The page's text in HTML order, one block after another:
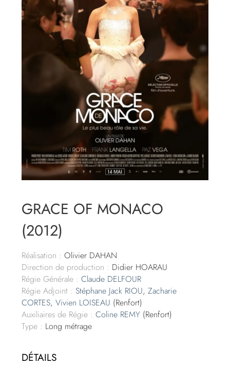
GRACE OF MONACO
(2012)
Réalisation : Olivier DAHAN
Direction de production : Didier HOARAU
Régie Générale : Claude DELFOUR
Régie Adjoint : Stéphane Jack RIOU,Zacharie
CORTES,Vivien LOISEAU (Renfort)
Auxiliaires de Régie : Coline REMY (Renfort)
Type : Long métrage
DÉTAILS